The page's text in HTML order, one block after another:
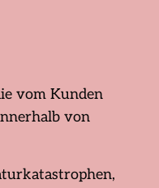
vom Kunden
von